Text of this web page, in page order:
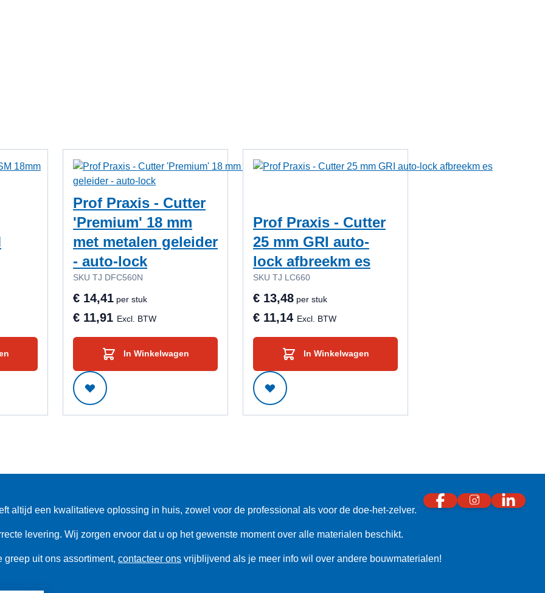
Prof Praxis - Cutter
'Premium' 18 mm
met metalen geleider
- auto-lock
SKU TJ DFC560N
€ 14,41 per stuk
€ 11,91 Excl. BTW
In Winkelwagen
Prof Praxis - Cutter
25 mm GRI auto-
lock afbreekm es
SKU TJ LC660
€ 13,48 per stuk
€ 11,14 Excl. BTW
In Winkelwagen
altijd een kwalitatieve oplossing in huis, zowel voor de professional als voor de doe-het-zelver.
levering. Wij zorgen ervoor dat u op het gewenste moment over alle materialen beschikt.
uit ons assortiment, contacteer ons vrijblijvend als je meer info wil over andere bouwmaterialen!